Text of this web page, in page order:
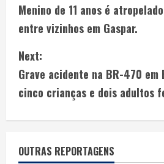
Menino de 11 anos é
entre vizinhos em Gaspar.
Next:
Grave acidente na BR-470 em
cinco crianças e dois adultos
OUTRAS REPORTAGENS